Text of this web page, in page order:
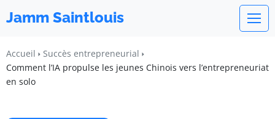
Jamm Saintlouis
Accueil
Succès entrepreneurial
Comment l’IA propulse les jeunes Chinois vers l’entrepreneuriat
en solo